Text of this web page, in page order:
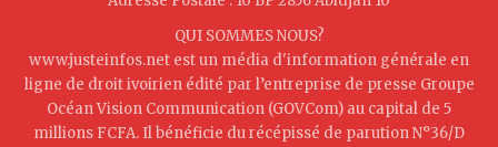
QUI SOMMES NOUS?
www.justeinfos.net est un média d'information générale en
ligne de droit ivoirien édité par l’entreprise de presse Groupe
Océan Vision Communication (GOVCom) au capital de 5
millions FCFA. Il bénéficie du récépissé de parution N°36/D